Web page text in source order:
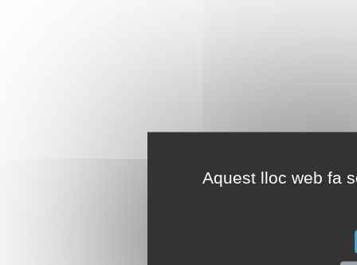
Aquest lloc web fa